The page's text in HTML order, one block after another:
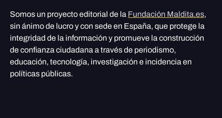
Somos un proyecto editorial de la Fundación Maldita.es,
sin ánimo de lucro y con sede en España, que protege la
integridad de la información y promueve la construcción
de confianza ciudadana a través de periodismo,
educación, tecnología, investigación e incidencia en
políticas públicas.